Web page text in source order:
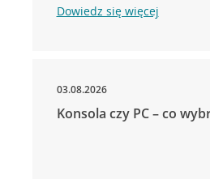
Dowiedz się więcej
03.08.2026
Konsola czy PC – co